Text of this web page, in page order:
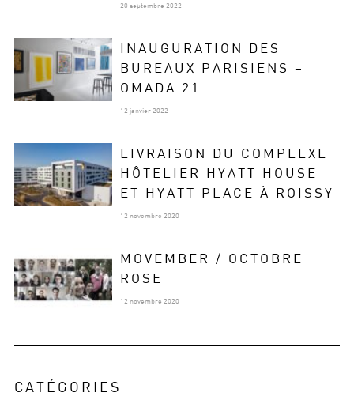
20 septembre 2022
INAUGURATION DES
BUREAUX PARISIENS –
OMADA 21
12 janvier 2022
LIVRAISON DU COMPLEXE
HÔTELIER HYATT HOUSE
ET HYATT PLACE À ROISSY
12 novembre 2020
MOVEMBER / OCTOBRE
ROSE
12 novembre 2020
CATÉGORIES